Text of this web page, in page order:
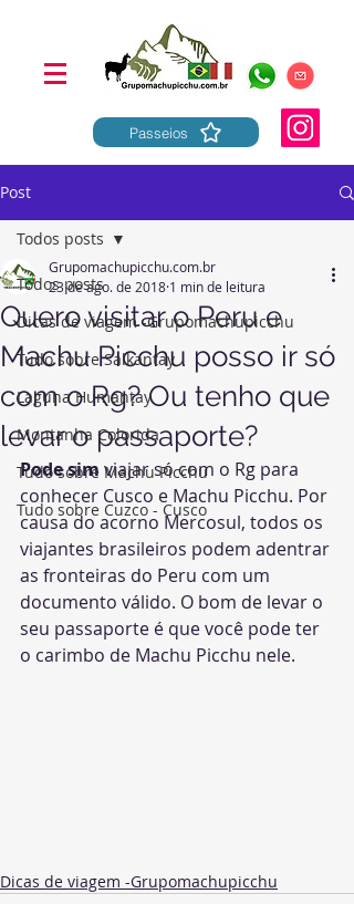
Passeios
Post
Todos posts
Dicas de viagem -Grupomachupicchu
Tudo sobre Salkantay
Laguna Humantay
Montanha Colorida
Tudo sobre Machu Picchu
Tudo sobre Cuzco - Cusco
Todos posts
Quero visitar o Peru e
Machu Picchu posso ir só
com o Rg? Ou tenho que
levar o passaporte?
Grupomachupicchu.com.br
23 de ago. de 2018 1 min de leitura
Pode sim viajar só com o Rg para
conhecer Cusco e Machu Picchu. Por
causa do acorno Mercosul, todos os
viajantes brasileiros podem adentrar
as fronteiras do Peru com um
documento válido. O bom de levar o
seu passaporte é que você pode ter
o carimbo de Machu Picchu nele.
Dicas de viagem -Grupomachupicchu